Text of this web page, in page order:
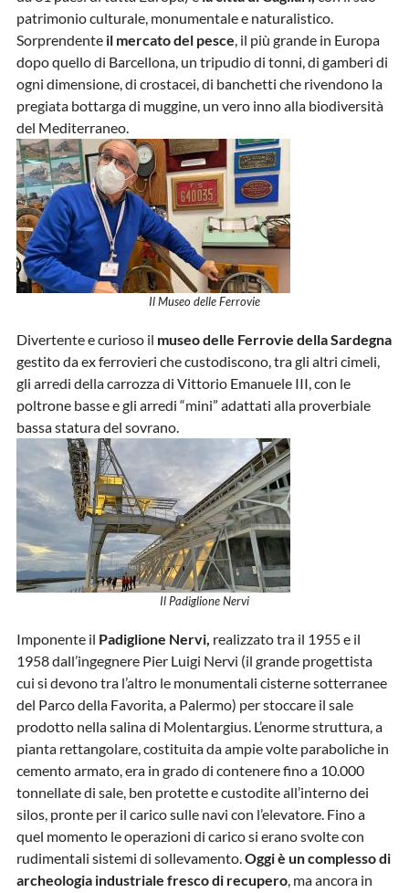
patrimonio culturale, monumentale e naturalistico.
Sorprendenteil mercato del pesce, il più grande in Europa
dopo quello di Barcellona, un tripudio di tonni, di gamberi di
ogni dimensione, di crostacei, di banchetti che rivendono la
pregiata bottarga di muggine, un vero inno alla biodiversità
del Mediterraneo.
Il Museo delle Ferrovie
Divertente e curioso il museo delle Ferrovie della Sardegna
gestito da ex ferrovieri che custodiscono, tra gli altri cimeli,
gli arredi della carrozza di Vittorio Emanuele III, con le
poltrone basse e gli arredi “mini” adattati alla proverbiale
bassa statura del sovrano.
Il Padiglione Nervi
Imponente il Padiglione Nervi, realizzato tra il 1955 e il
1958 dall’ingegnere Pier Luigi Nervi (il grande progettista
cui si devono tra l’altro le monumentali cisterne sotterranee
del Parco della Favorita, a Palermo) per stoccare il sale
prodotto nella salina di Molentargius. L’enorme struttura, a
pianta rettangolare, costituita da ampie volte paraboliche in
cemento armato, era in grado di contenere fino a 10.000
tonnellate di sale, ben protette e custodite all’interno dei
silos, pronte per il carico sulle navi con l’elevatore. Fino a
quel momento le operazioni di carico si erano svolte con
rudimentali sistemi di sollevamento.Oggi è un complesso di
archeologia industriale fresco di recupero, ma ancora in